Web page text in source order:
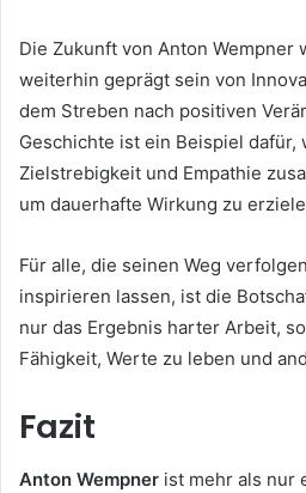
Die Zukunft von Anton Wempner
weiterhin geprägt sein von
dem Streben nach positiven
Geschichte ist ein Beispiel dafür,
Zielstrebigkeit und Empathie
um dauerhafte Wirkung zu
Für alle, die seinen Weg
inspirieren lassen, ist die
nur das Ergebnis harter Arbeit,
Fähigkeit, Werte zu leben und
Fazit
Anton Wempner ist mehr als nur